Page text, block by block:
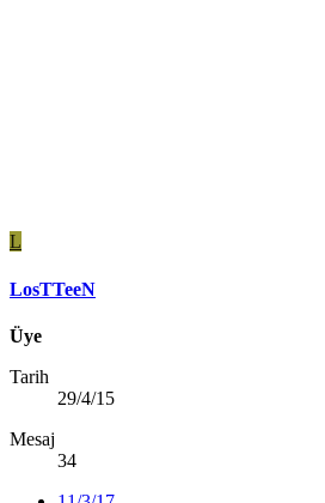
L
LosTTeeN
Üye
Tarih
29/4/15
Mesaj
34